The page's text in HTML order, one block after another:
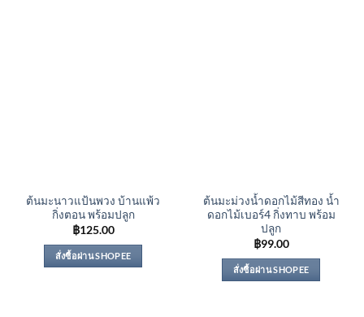
ต้นมะนาวแป้นพวง บ้านแพ้ว
กิ่งตอน พร้อมปลูก
฿125.00
สั่งซื้อผ่าน SHOPEE
ต้นมะม่วงน้ำดอกไม้สีทอง น้ำ
ดอกไม้เบอร์4 กิ่งทาบ พร้อม
ปลูก
฿99.00
สั่งซื้อผ่าน SHOPEE